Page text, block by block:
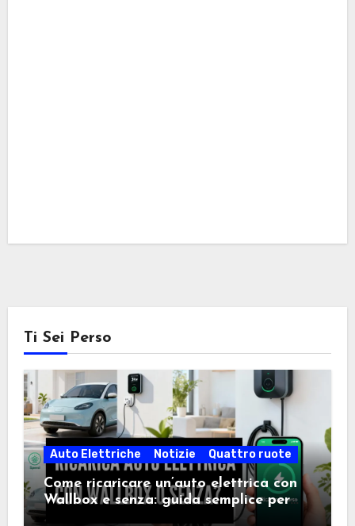
Ti Sei Perso
Auto Elettriche Notizie Quattro ruote
Come ricaricare un’auto elettrica con
Wallbox e senza: guida semplice per
scegliere la soluzione giusta